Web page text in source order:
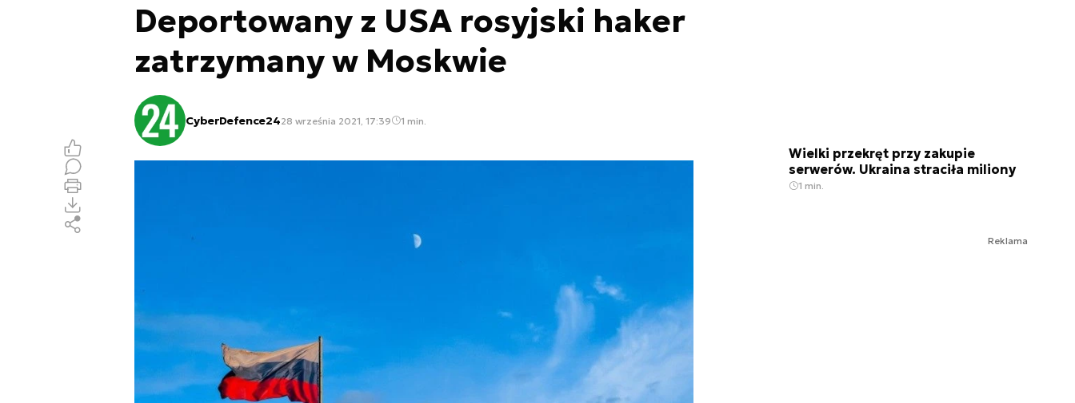
Deportowany z USA rosyjski haker
zatrzymany w Moskwie
CyberDefence2428 września 2021, 17:39 1 min.
Wielki przekręt przy zakupie
serwerów. Ukraina straciła miliony
1 min.
Reklama